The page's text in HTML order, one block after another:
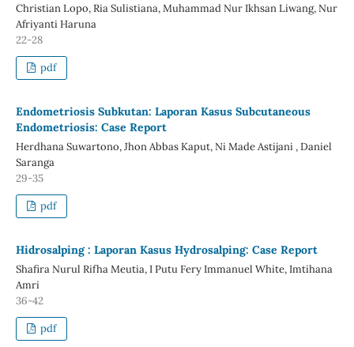
Christian Lopo, Ria Sulistiana, Muhammad Nur Ikhsan Liwang, Nur
Afriyanti Haruna
22-28
pdf
Endometriosis Subkutan: Laporan Kasus Subcutaneous
Endometriosis: Case Report
Herdhana Suwartono, Jhon Abbas Kaput, Ni Made Astijani , Daniel
Saranga
29-35
pdf
Hidrosalping : Laporan Kasus Hydrosalping: Case Report
Shafira Nurul Rifha Meutia, I Putu Fery Immanuel White, Imtihana
Amri
36-42
pdf